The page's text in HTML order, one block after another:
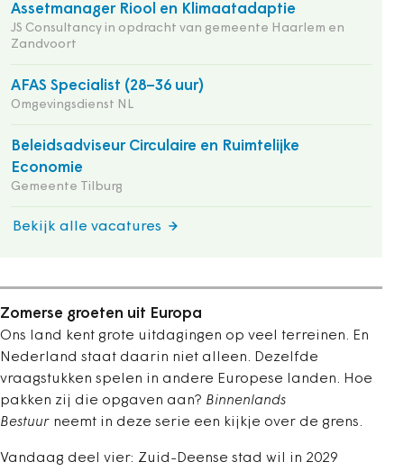
Assetmanager Riool en Klimaatadaptie
JS Consultancy in opdracht van gemeente Haarlem en
Zandvoort
AFAS Specialist (28–36 uur)
Omgevingsdienst NL
Beleidsadviseur Circulaire en Ruimtelijke
Economie
Gemeente Tilburg
Bekijk alle vacatures
Zomerse groeten uit Europa
Ons land kent grote uitdagingen op veel terreinen. En
Nederland staat daarin niet alleen. Dezelfde
vraagstukken spelen in andere Europese landen. Hoe
pakken zij die opgaven aan? Binnenlands
Bestuur neemt in deze serie een kijkje over de grens.
Vandaag deel vier: Zuid-Deense stad wil in 2029